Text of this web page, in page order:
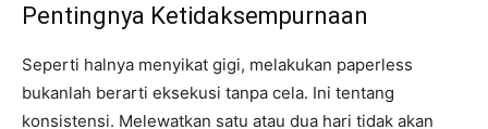
Pentingnya Ketidaksempurnaan
Seperti halnya menyikat gigi, melakukan paperless
bukanlah berarti eksekusi tanpa cela. Ini tentang
konsistensi. Melewatkan satu atau dua hari tidak akan